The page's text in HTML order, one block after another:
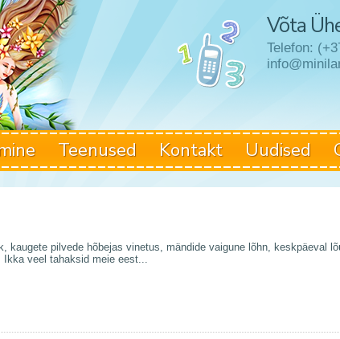
Võta
Telefon:
Teenused Kontakt Uudised
pilvede hõbejas vinetus, mändide vaigune lõhn, keskpäeval
veel tahaksid meie eest...